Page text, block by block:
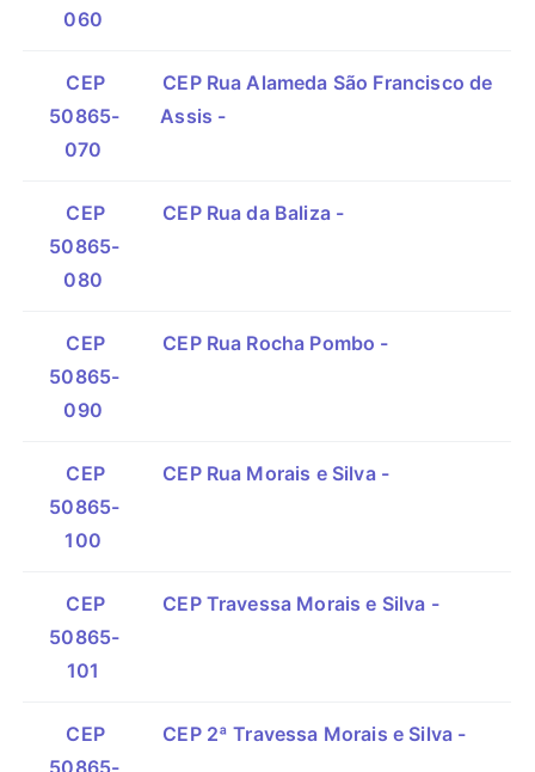
060
CEP
50865-
070
CEP Rua Alameda São Francisco de
Assis -
CEP
50865-
080
CEP Rua da Baliza -
CEP
50865-
090
CEP Rua Rocha Pombo -
CEP
50865-
100
CEP Rua Morais e Silva -
CEP
50865-
101
CEP Travessa Morais e Silva -
CEP
50865-
CEP 2ª Travessa Morais e Silva -